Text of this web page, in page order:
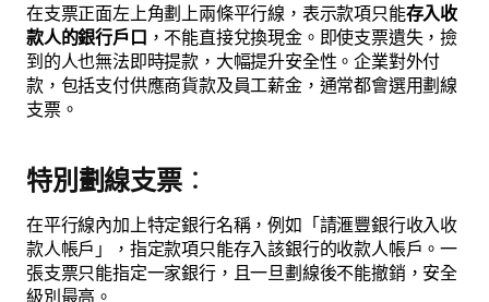
在支票正面左上角劃上兩條平行線，表示款項只能存入收
款人的銀行戶口 ，不能直接兌換現金。即使支票遺失，撿
到的人也無法即時提款，大幅提升安全性。企業對外付
款，包括支付供應商貨款及員工薪金，通常都會選用劃線
支票。
特別劃線支票：
在平行線內加上特定銀行名稱，例如「請滙豐銀行收入收
款人帳戶」，指定款項只能存入該銀行的收款人帳戶。一
張支票只能指定一家銀行，且一旦劃線後不能撤銷，安全
級別最高。